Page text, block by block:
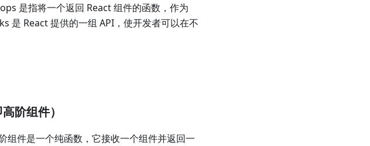
是指将一个返回 React 组件的函数，作为
是 React 提供的一组 API，使开发者可以在不
阶组件）
组件是一个纯函数，它接收一个组件并返回一